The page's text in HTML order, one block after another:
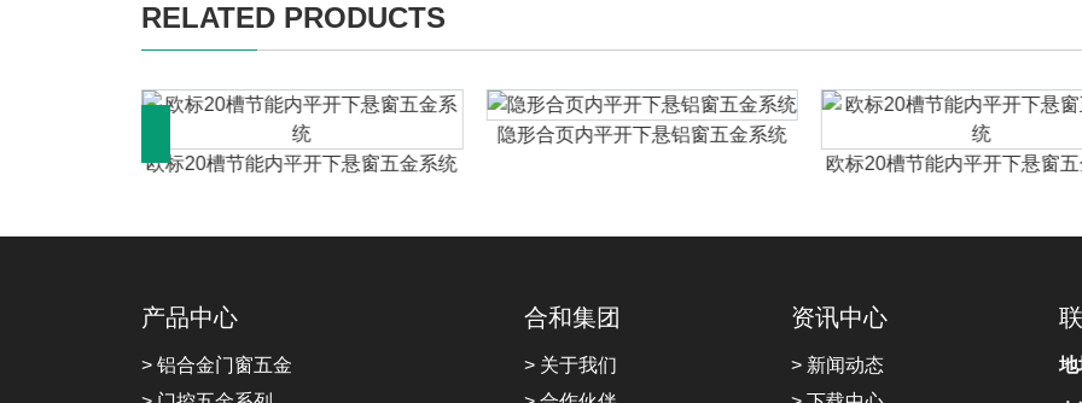
RELATED PRODUCTS
欧标20槽节能内平开下悬窗五金系统
隐形合页内平开下悬铝窗五金系统
欧标20槽节能内平开下悬窗
产品中心
> 铝合金门窗五金
合和集团
> 关于我们
资讯中心
> 新闻动态
地